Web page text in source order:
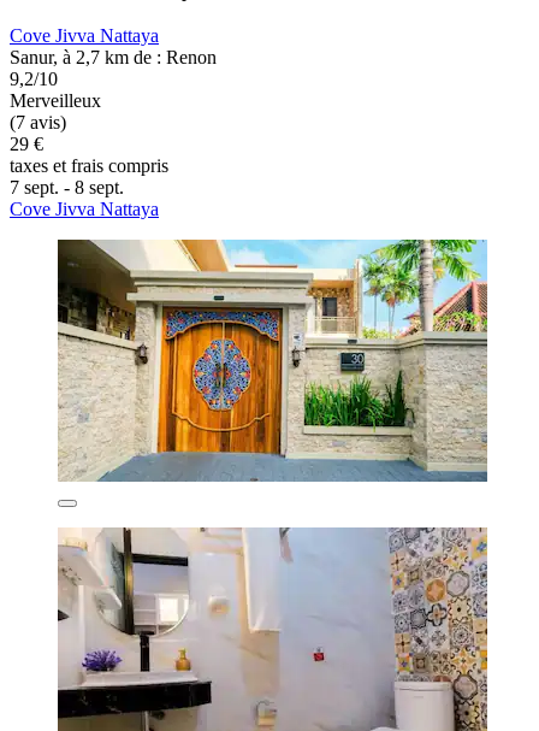
Cove Jivva Nattaya
Sanur, à 2,7 km de : Renon
9,2/10
Merveilleux
(7 avis)
29 €
taxes et frais compris
7 sept. - 8 sept.
Cove Jivva Nattaya